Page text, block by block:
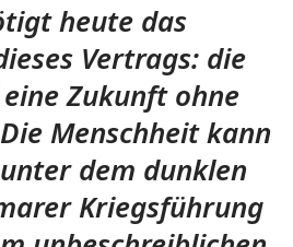
heute das
Vertrags: die
Zukunft ohne
Menschheit kann
dem dunklen
Kriegsführung